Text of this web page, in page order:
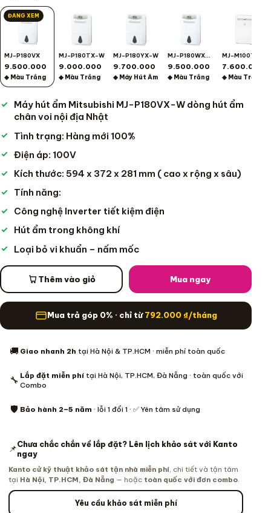
ĐANG XEM
MJ-P180VX
9.500.000
◆ Màu Trắng
MJ-P180TX-W
9.000.000
◆ Màu Trắng
MJ-P180YX-W
9.700.000
◆ Máy Hút Ẩm
MJ-P180WX-W
9.500.000
◆ Màu Trắng
MJ-M100TX
7.600.000
◆ Màu Trắng
Máy hút ẩm Mitsubishi MJ-P180VX-W dòng hút ẩm
chân voi nội địa Nhật
Tình trạng: Hàng mới 100%
Điện áp: 100V
Kích thước: 594 x 372 x 281 mm ( cao x rộng x sâu)
Tính năng:
Công nghệ Inverter tiết kiệm điện
Hút ẩm trong không khí
Loại bỏ vi khuẩn – nấm mốc
Thêm vào giỏ Mua ngay
Mua trả góp 0% · chỉ từ792.000 ₫/tháng
🚚 Giao nhanh 2h tại Hà Nội & TP.HCM · miễn phí toàn quốc
🔧 Lắp đặt miễn phí tại Hà Nội, TP.HCM, Đà Nẵng · toàn quốc với
Combo
🛡️ Bảo hành 2–5 năm · lỗi 1 đổi 1 · ✅ Yên tâm sử dụng
📌Chưa chắc chắn về lắp đặt? Lên lịch khảo sát với Kanto
ngay
Kanto cử kỹ thuật khảo sát tận nhà miễn phí, chi tiết và tận tâm
tại Hà Nội, TP.HCM, Đà Nẵng — hoặc toàn quốc với đơn combo
Yêu cầu khảo sát miễn phí